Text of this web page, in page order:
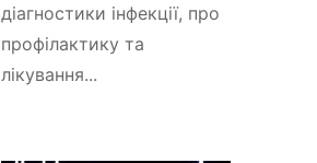
діагностики інфекції, про
профілактику та
лікування...